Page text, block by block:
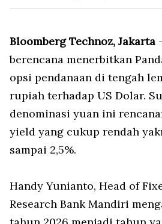
Bloomberg Technoz, Jakarta
berencana menerbitkan
opsi pendanaan di tengah
rupiah terhadap US Dolar.
denominasi yuan ini
yield yang cukup rendah
sampai 2,5%.
Handy Yunianto, Head of
Research Bank Mandiri